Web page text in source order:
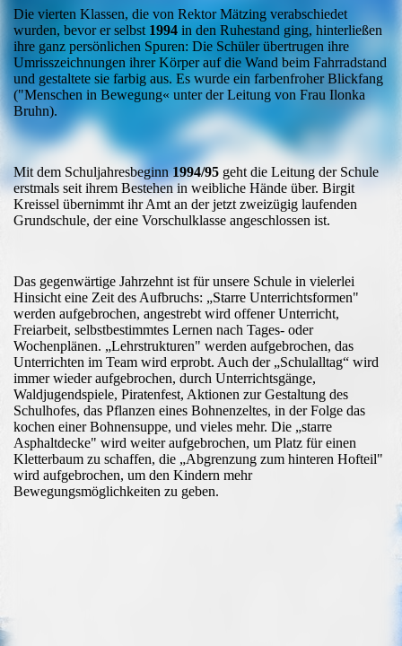
Die vierten Klassen, die von Rektor Mätzing verabschiedet
wurden, bevor er selbst 1994 in den Ruhestand ging, hinterließen
ihre ganz persönlichen Spuren: Die Schüler übertrugen ihre
Umrisszeichnungen ihrer Körper auf die Wand beim Fahrradstand
und gestaltete sie farbig aus. Es wurde ein farbenfroher Blickfang
("Menschen in Bewegung« unter der Leitung von Frau Ilonka
Bruhn).
Mit dem Schuljahresbeginn1994/95 geht die Leitung der Schule
erstmals seit ihrem Bestehen in weibliche Hände über. Birgit
Kreissel übernimmt ihr Amt an der jetzt zweizügig laufenden
Grundschule, der eine Vorschulklasse angeschlossen ist.
Das gegenwärtige Jahrzehnt ist für unsere Schule in vielerlei
Hinsicht eine Zeit des Aufbruchs: „Starre Unterrichtsformen"
werden aufgebrochen, angestrebt wird offener Unterricht,
Freiarbeit, selbstbestimmtes Lernen nach Tages- oder
Wochenplänen. „Lehrstrukturen" werden aufgebrochen, das
Unterrichten im Team wird erprobt. Auch der „Schulalltag“ wird
immer wieder aufgebrochen, durch Unterrichtsgänge,
Waldjugendspiele, Piratenfest, Aktionen zur Gestaltung des
Schulhofes, das Pflanzen eines Bohnenzeltes, in der Folge das
kochen einer Bohnensuppe, und vieles mehr. Die „starre
Asphaltdecke" wird weiter aufgebrochen, um Platz für einen
Kletterbaum zu schaffen, die „Abgrenzung zum hinteren Hofteil"
wird aufgebrochen, um den Kindern mehr
Bewegungsmöglichkeiten zu geben.